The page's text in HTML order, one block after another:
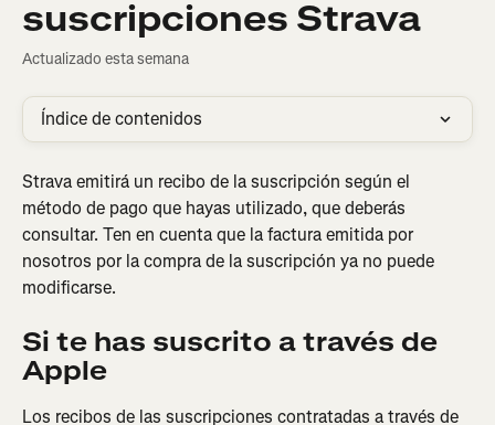
suscripciones Strava
Actualizado esta semana
Índice de contenidos
Strava emitirá un recibo de la suscripción según el
método de pago que hayas utilizado, que deberás
consultar. Ten en cuenta que la factura emitida por
nosotros por la compra de la suscripción ya no puede
modificarse.
Si te has suscrito a través de
Apple
Los recibos de las suscripciones contratadas a través de